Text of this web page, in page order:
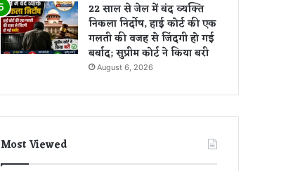
22 साल से जेल में बंद व्यक्ति
निकला निर्दोष, हाई कोर्ट की एक
गलती की वजह से जिंदगी हो गई
बर्बाद; सुप्रीम कोर्ट ने किया बरी
August 6, 2026
Most Viewed